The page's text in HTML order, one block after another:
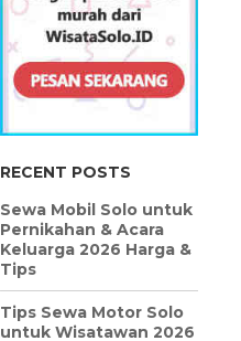
RECENT POSTS
Sewa Mobil Solo untuk
Pernikahan & Acara
Keluarga 2026 Harga &
Tips
Tips Sewa Motor Solo
untuk Wisatawan 2026